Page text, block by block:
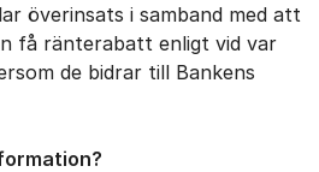
överinsats i samband med att
få ränterabatt enligt vid var
de bidrar till Bankens